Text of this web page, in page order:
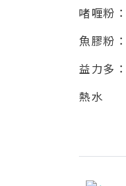
啫喱粉
魚膠粉
益力多
熱水